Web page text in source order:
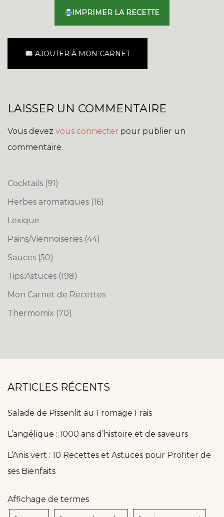
IMPRIMER LA RECETTE
AJOUTER À MON CARNET
LAISSER UN COMMENTAIRE
Vous devez vous connecter pour publier un
commentaire.
Cocktails (91)
Herbes aromatiques (16)
Lexique
Pains/Viennoiseries (44)
Sauces (50)
Tips:Astuces (198)
Mon Carnet de Recettes
Thermomix (70)
ARTICLES RÉCENTS
Salade de Pissenlit au Fromage Frais
L’angélique : 1000 ans d’histoire et de saveurs
L’Anis vert : 10 Recettes et Astuces pour Profiter de
ses Bienfaits
Affichage de termes